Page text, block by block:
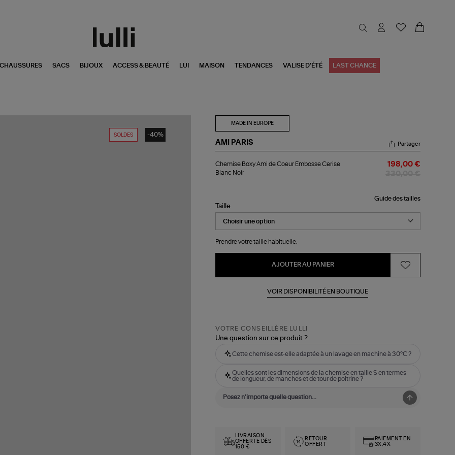
CHAUSSURES SACS BIJOUX ACCESS & BEAUTÉ LUI MAISON TENDANCES VALISE D'ÉTÉ LAST CHANCE
SOLDES -40%
MADE IN EUROPE
AMI PARIS
Boxy
Ami
Cerise
Blanc
Noir
Partager
Chemise Boxy Ami de Coeur Embosse Cerise
Blanc Noir
198,00 €
Guide des tailles
Taille
Prendre votre taille habituelle.
AJOUTER AU PANIER
VOIR DISPONIBILITÉ EN BOUTIQUE
VOTRE CONSEILLÈRE LULLI
Une question sur ce produit ?
Cette chemise est-elle adaptée à un lavage en machine à 30°C ?
Quelles sont les dimensions de la chemise en taille S en termes
de longueur, de manches et de tour de poitrine ?
LIVRAISON
OFFERTE DÈS
150 €
RETOUR
OFFERT
PAIEMENT EN
3X,4X